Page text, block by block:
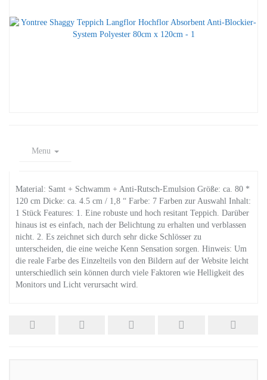
Menu
Material: Samt + Schwamm + Anti-Rutsch-Emulsion Größe: ca. 80 *
120 cm Dicke: ca. 4.5 cm / 1,8 “ Farbe: 7 Farben zur Auswahl Inhalt:
1 Stück Features: 1. Eine robuste und hoch resitant Teppich. Darüber
hinaus ist es einfach, nach der Belichtung zu erhalten und verblassen
nicht. 2. Es zeichnet sich durch sehr dicke Schlösser zu
unterscheiden, die eine weiche Kenn Sensation sorgen. Hinweis: Um
die reale Farbe des Einzelteils von den Bildern auf der Website leicht
unterschiedlich sein können durch viele Faktoren wie Helligkeit des
Monitors und Licht verursacht wird.